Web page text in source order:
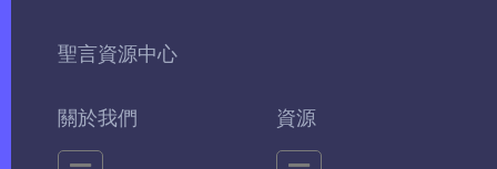
聖言資源中心
關於我們 資源